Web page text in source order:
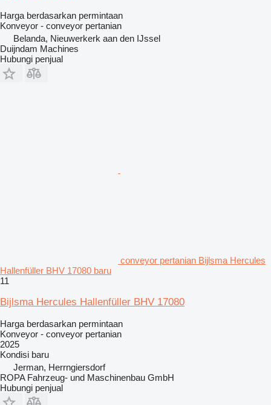
Harga berdasarkan permintaan
Konveyor - conveyor pertanian
Belanda, Nieuwerkerk aan den IJssel
Duijndam Machines
Hubungi penjual
conveyor pertanian Bijlsma Hercules
Hallenfüller BHV 17080 baru
11
Bijlsma Hercules Hallenfüller BHV 17080
Harga berdasarkan permintaan
Konveyor - conveyor pertanian
2025
Kondisi baru
Jerman, Herrngiersdorf
ROPA Fahrzeug- und Maschinenbau GmbH
Hubungi penjual